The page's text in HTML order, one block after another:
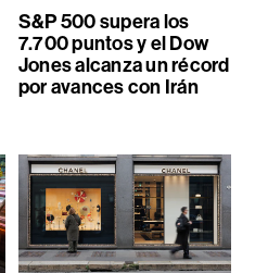
S&P 500 supera los
7.700 puntos y el Dow
Jones alcanza un récord
por avances con Irán